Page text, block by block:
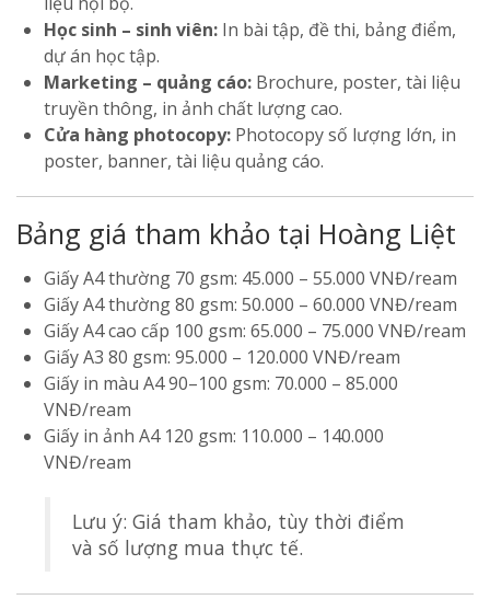
Học sinh – sinh viên: In bài tập, đề thi, bảng điểm,
dự án học tập.
Marketing – quảng cáo: Brochure, poster, tài liệu
truyền thông, in ảnh chất lượng cao.
Cửa hàng photocopy: Photocopy số lượng lớn, in
poster, banner, tài liệu quảng cáo.
Bảng giá tham khảo tại Hoàng Liệt
Giấy A4 thường 70 gsm: 45.000 – 55.000 VNĐ/ream
Giấy A4 thường 80 gsm: 50.000 – 60.000 VNĐ/ream
Giấy A4 cao cấp 100 gsm: 65.000 – 75.000 VNĐ/ream
Giấy A3 80 gsm: 95.000 – 120.000 VNĐ/ream
Giấy in màu A4 90–100 gsm: 70.000 – 85.000
VNĐ/ream
Giấy in ảnh A4 120 gsm: 110.000 – 140.000
VNĐ/ream
Lưu ý: Giá tham khảo, tùy thời điểm
và số lượng mua thực tế.